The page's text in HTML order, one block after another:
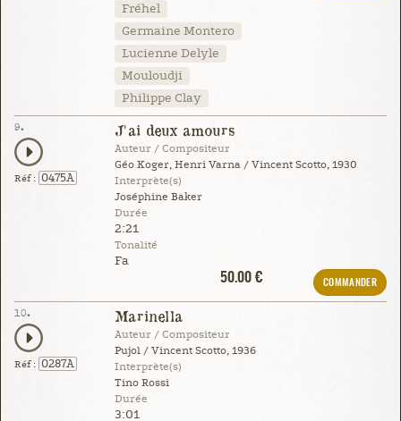
Fréhel
Germaine Montero
Lucienne Delyle
Mouloudji
Philippe Clay
9.
Réf : 0475A
J'ai deux amours
Auteur / Compositeur
Géo Koger, Henri Varna / Vincent Scotto, 1930
Interprète(s)
Joséphine Baker
Durée
2:21
Tonalité
Fa
50.00 €
COMMANDER
10.
Réf : 0287A
Marinella
Auteur / Compositeur
Pujol / Vincent Scotto, 1936
Interprète(s)
Tino Rossi
Durée
3:01